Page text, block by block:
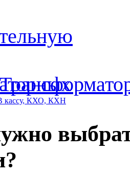
кассу, КХО, КХН